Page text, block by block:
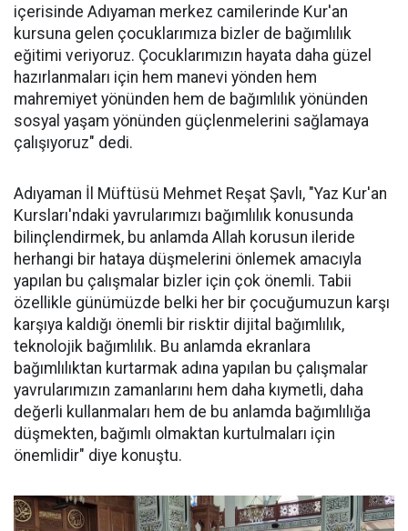
içerisinde Adıyaman merkez camilerinde Kur'an
kursuna gelen çocuklarımıza bizler de bağımlılık
eğitimi veriyoruz. Çocuklarımızın hayata daha güzel
hazırlanmaları için hem manevi yönden hem
mahremiyet yönünden hem de bağımlılık yönünden
sosyal yaşam yönünden güçlenmelerini sağlamaya
çalışıyoruz" dedi.
Adıyaman İl Müftüsü Mehmet Reşat Şavlı, "Yaz Kur'an
Kursları'ndaki yavrularımızı bağımlılık konusunda
bilinçlendirmek, bu anlamda Allah korusun ileride
herhangi bir hataya düşmelerini önlemek amacıyla
yapılan bu çalışmalar bizler için çok önemli. Tabii
özellikle günümüzde belki her bir çocuğumuzun karşı
karşıya kaldığı önemli bir risktir dijital bağımlılık,
teknolojik bağımlılık. Bu anlamda ekranlara
bağımlılıktan kurtarmak adına yapılan bu çalışmalar
yavrularımızın zamanlarını hem daha kıymetli, daha
değerli kullanmaları hem de bu anlamda bağımlılığa
düşmekten, bağımlı olmaktan kurtulmaları için
önemlidir" diye konuştu.